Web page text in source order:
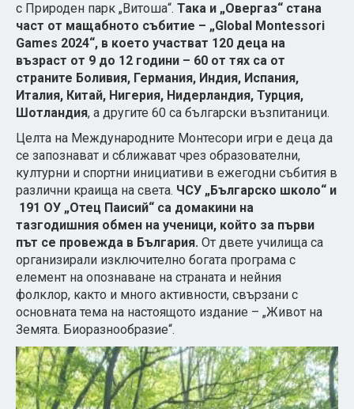
с Природен парк „Витоша“. Така и „Овергаз“ стана
част от мащабното събитие – „Global Montessori
Games 2024“, в което участват 120 деца на
възраст от 9 до 12 години – 60 от тях са от
страните Боливия, Германия, Индия, Испания,
Италия, Китай, Нигерия, Нидерландия, Турция,
Шотландия, а другите 60 са български възпитаници.
Целта на Международните Монтесори игри е деца да
се запознават и сближават чрез образователни,
културни и спортни инициативи в ежегодни събития в
различни краища на света. ЧСУ „Българско школо“ и
191 ОУ „Отец Паисий“ са домакини на
тазгодишния обмен на ученици, който за първи
път се провежда в България. От двете училища са
организирали изключително богата програма с
елемент на опознаване на страната и нейния
фолклор, както и много активности, свързани с
основната тема на настоящото издание – „Живот на
Земята. Биоразнообразие“.